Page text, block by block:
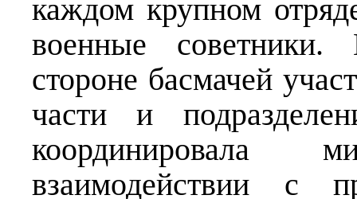
каждом крупном
военные
стороне басмачей
части и
координировала
взаимодействии с